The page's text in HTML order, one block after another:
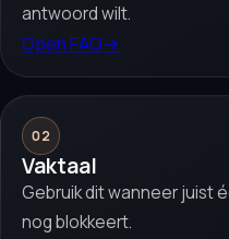
antwoord wilt.
Open FAQ→
02
Vaktaal
Gebruik dit wanneer juist
nog blokkeert.